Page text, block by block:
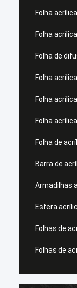
Folha
Folha
Folha de
Folha
Folha
Folha
Folha de
Barra de
Armadilhas
Esfera
Folhas de
Folhas de